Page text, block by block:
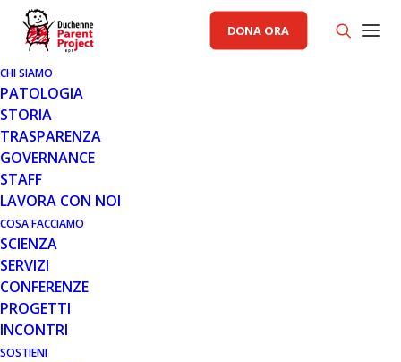
DONA ORA
CHI SIAMO
PATOLOGIA
STORIA
TRASPARENZA
GOVERNANCE
STAFF
LAVORA CON NOI
COSA FACCIAMO
SCIENZA
SERVIZI
CONFERENZE
PROGETTI
INCONTRI
SOSTIENI